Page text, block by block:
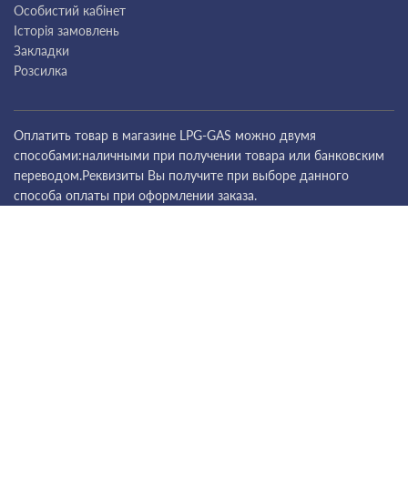
Особистий кабінет
Історія замовлень
Закладки
Розсилка
Оплатить товар в магазине LPG-GAS можно двумя
способами:наличными при получении товара или банковским
переводом.Реквизиты Вы получите при выборе данного
способа оплаты при оформлении заказа.